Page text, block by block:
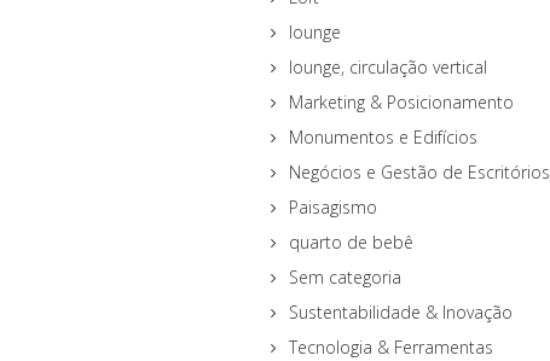
lounge
lounge, circulação vertical
Marketing & Posicionamento
Monumentos e Edifícios
Negócios e Gestão de Escritórios
Paisagismo
quarto de bebê
Sem categoria
Sustentabilidade & Inovação
Tecnologia & Ferramentas